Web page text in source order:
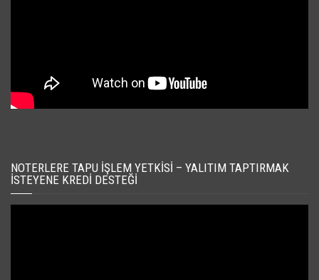
NOTERLERE TAPU İŞLEM YETKISI – YALITIM TAPTIRMAK
İSTEYENE KREDI DESTEĞI